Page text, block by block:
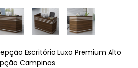
Escritório Luxo Premium Alto
Campinas